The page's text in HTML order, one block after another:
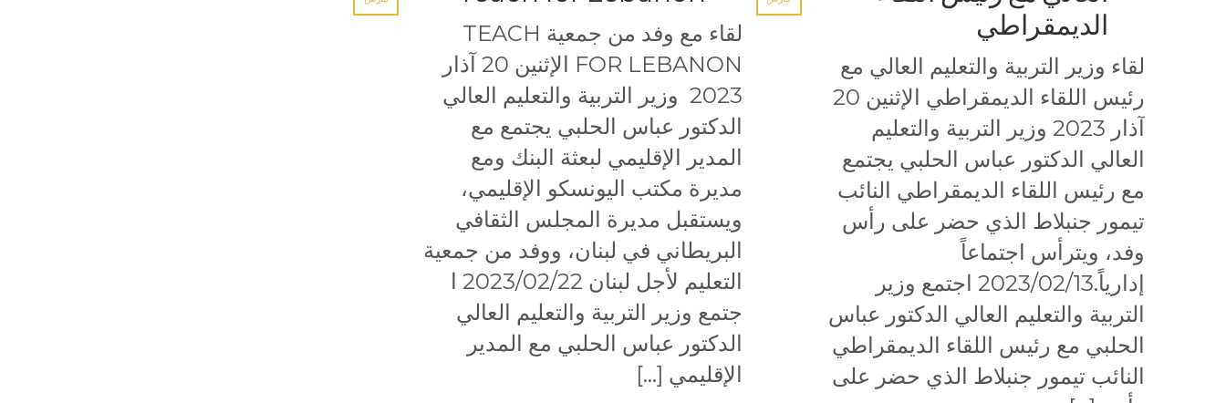
الديمقراطي
لقاء وزير التربية والتعليم العالي مع
رئيس اللقاء الديمقراطي الإثنين 20
آذار 2023 وزير التربية والتعليم
العالي الدكتور عباس الحلبي يجتمع
مع رئيس اللقاء الديمقراطي النائب
تيمور جنبلاط الذي حضر على رأس
وفد، ويترأس اجتماعاً
إدارياً.2023/02/13 اجتمع وزير
التربية والتعليم العالي الدكتور عباس
الحلبي مع رئيس اللقاء الديمقراطي
النائب تيمور جنبلاط الذي حضر على
لقاء مع وفد من جمعية TEACH
FOR LEBANON الإثنين 20 آذار
2023 وزير التربية والتعليم العالي
الدكتور عباس الحلبي يجتمع مع
المدير الإقليمي لبعثة البنك ومع
مديرة مكتب اليونسكو الإقليمي،
ويستقبل مديرة المجلس الثقافي
البريطاني في لبنان، ووفد من جمعية
التعليم لأجل لبنان 2023/02/22 ا​
جتمع وزير التربية والتعليم العالي
الدكتور عباس الحلبي مع المدير
الإقليمي […]